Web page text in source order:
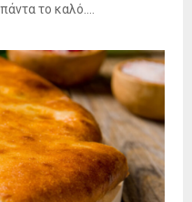
το καλό....